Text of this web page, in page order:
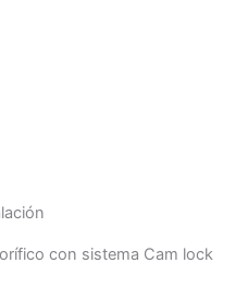
con sistema Cam lock